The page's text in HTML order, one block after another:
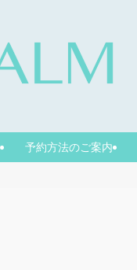
予約方法のご案内